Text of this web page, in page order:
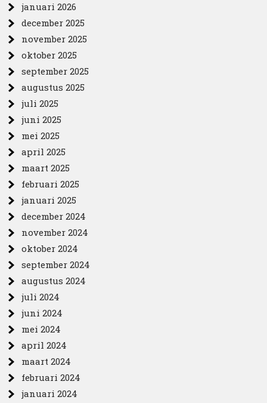
januari 2026
december 2025
november 2025
oktober 2025
september 2025
augustus 2025
juli 2025
juni 2025
mei 2025
april 2025
maart 2025
februari 2025
januari 2025
december 2024
november 2024
oktober 2024
september 2024
augustus 2024
juli 2024
juni 2024
mei 2024
april 2024
maart 2024
februari 2024
januari 2024